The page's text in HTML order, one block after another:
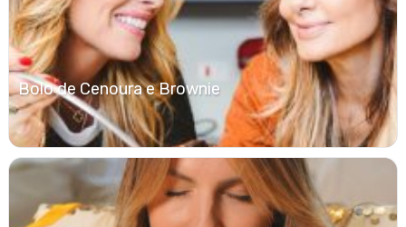
Bolo de Cenoura e Brownie